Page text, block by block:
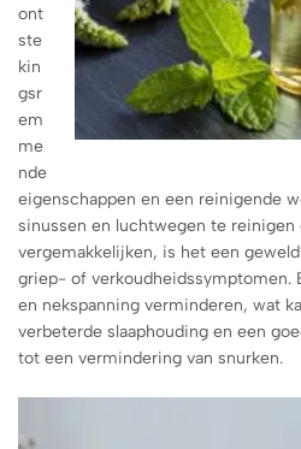
ont
ste
kin
gsr
em
me
nde
eigenschappen en een reinigende
sinussen en luchtwegen te reinigen
vergemakkelijken, is het een
griep- of verkoudheidssymptomen.
en nekspanning verminderen, wat
verbeterde slaaphouding en een
tot een vermindering van snurken.